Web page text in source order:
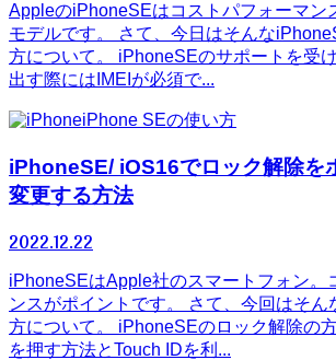
AppleのiPhoneSEはコストパフォーマン
モデルです。 さて、今日はそんな
方について。 iPhoneSEのサポートを受
出す際にはIMEIが必須で...
iPhone SEの使い方
iPhoneSE/ iOS16でロック解除を
変更する方法
2022.12.22
iPhoneSEはApple社のスマートフォン。
ンスがポイントです。 さて、今回はそ
方について。 iPhoneSEのロック解除の
を押す方法とTouch IDを利...